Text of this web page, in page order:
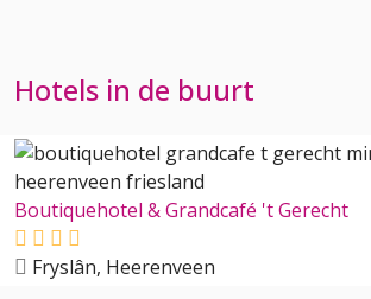
Hotels in de buurt
Boutiquehotel & Grandcafé 't Gerecht
Fryslân, Heerenveen